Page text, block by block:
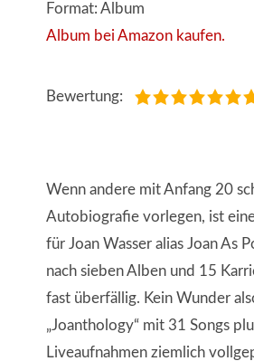
Format: Album
Album bei Amazon kaufen.
Bewertung:
Wenn andere mit Anfang 20
Autobiografie vorlegen, ist
für Joan Wasser alias Joan As
nach sieben Alben und 15
fast überfällig. Kein Wunder
„Joanthology“ mit 31 Songs
Liveaufnahmen ziemlich